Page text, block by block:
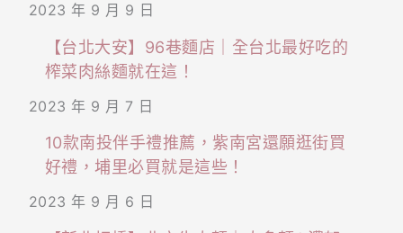
2023 年 9 月 9 日
【台北大安】96巷麵店｜全台北最好吃的
榨菜肉絲麵就在這！
2023 年 9 月 7 日
10款南投伴手禮推薦，紫南宮還願逛街買
好禮，埔里必買就是這些！
2023 年 9 月 6 日